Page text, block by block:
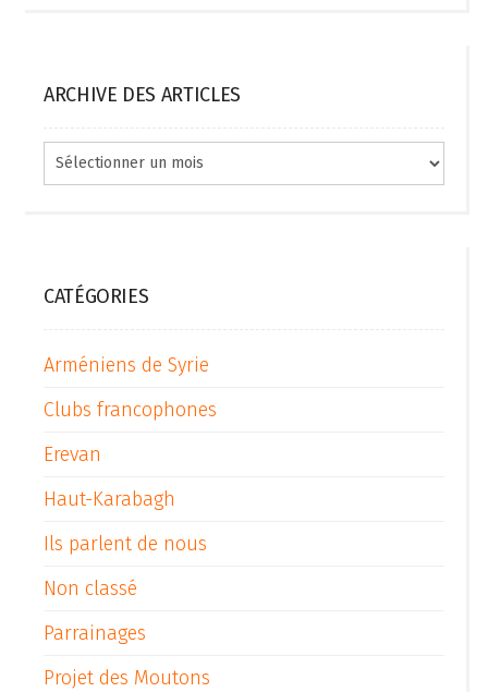
ARCHIVE DES ARTICLES
Archive
des
CATÉGORIES
Arméniens de Syrie
Clubs francophones
Erevan
Haut-Karabagh
Ils parlent de nous
Non classé
Parrainages
Projet des Moutons